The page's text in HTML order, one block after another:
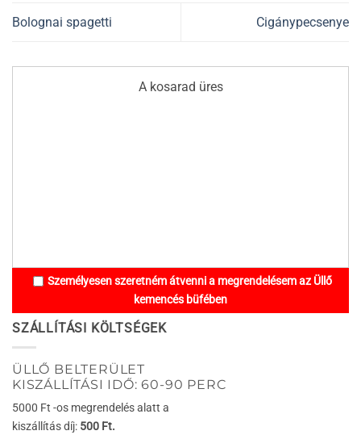
Bolognai spagetti Cigánypecsenye
A kosarad üres
Személyesen szeretném átvenni a megrendelésem az Üllő
kemencés büfében
SZÁLLÍTÁSI KÖLTSÉGEK
ÜLLŐ BELTERÜLET
KISZÁLLÍTÁSI IDŐ: 60-90 PERC
5000 Ft -os megrendelés alatt a
kiszállítás díj: 500 Ft.